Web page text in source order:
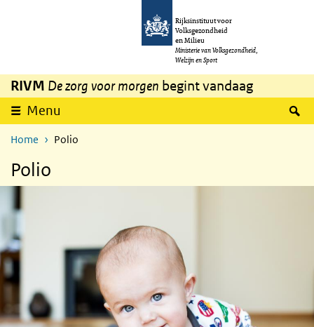
Overslaan en naar de inhoud gaan
Rijksinstituut voor
Volksgezondheid
en Milieu
Ministerie van Volksgezondheid,
Welzijn en Sport
RIVM De zorg voor morgen begint vandaag
Menu
Home Polio
Polio